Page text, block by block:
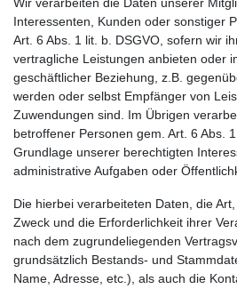
Interessenten, Kunden oder sonstiger
Art. 6 Abs. 1 lit. b. DSGVO, sofern wir
vertragliche Leistungen anbieten oder
geschäftlicher Beziehung, z.B.
werden oder selbst Empfänger von
Zuwendungen sind. Im Übrigen
betroffener Personen gem. Art. 6 Abs.
Grundlage unserer berechtigten
administrative Aufgaben oder
Die hierbei verarbeiteten Daten, die
Zweck und die Erforderlichkeit ihrer
nach dem zugrundeliegenden
grundsätzlich Bestands- und
Name, Adresse, etc.), als auch die